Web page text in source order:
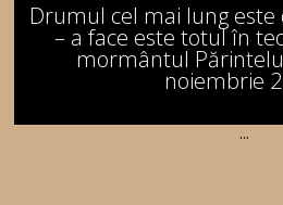
Drumul cel mai lung este
– a face este totul în
mormântul
noiembrie
...